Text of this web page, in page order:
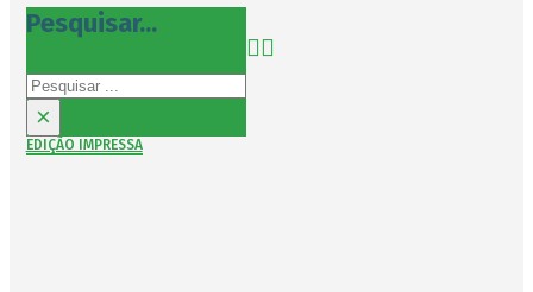
Pesquisar...
Pesquisar
×
EDIÇÃO IMPRESSA